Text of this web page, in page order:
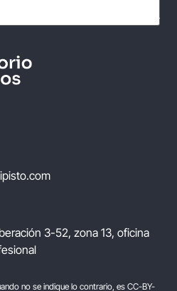
3-52, zona 13, oficina
no se indique lo contrario, es CC-BY-